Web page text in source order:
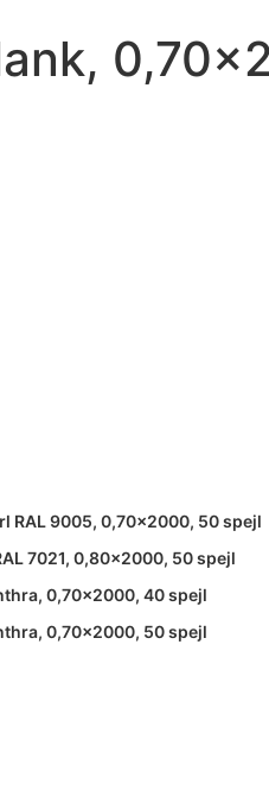
RAL 9005, 0,70×2000, 50 spejl
7021, 0,80×2000, 50 spejl
0,70×2000, 40 spejl
0,70×2000, 50 spejl